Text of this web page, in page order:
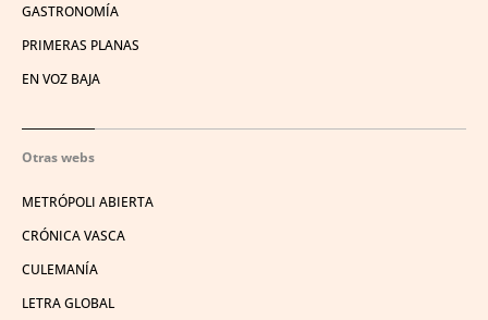
GASTRONOMÍA
PRIMERAS PLANAS
EN VOZ BAJA
Otras webs
METRÓPOLI ABIERTA
CRÓNICA VASCA
CULEMANÍA
LETRA GLOBAL